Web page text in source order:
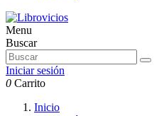
Menu
Buscar
Iniciar sesión
0 Carrito
Inicio